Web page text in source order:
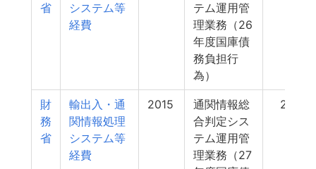
省
システム等
経費
テム運用管
理業務（26
年度国庫債
務負担行
為）
財
務
省
輸出入・通
関情報処理
システム等
経費
2015
通関情報総
合判定シス
テム運用管
理業務（27
29